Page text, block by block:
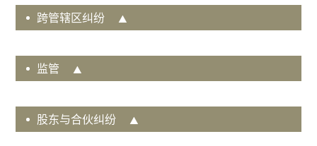
跨管辖区纠纷
监管
股东与合伙纠纷